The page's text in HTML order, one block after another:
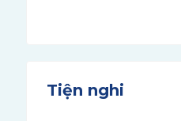
Tiện nghi